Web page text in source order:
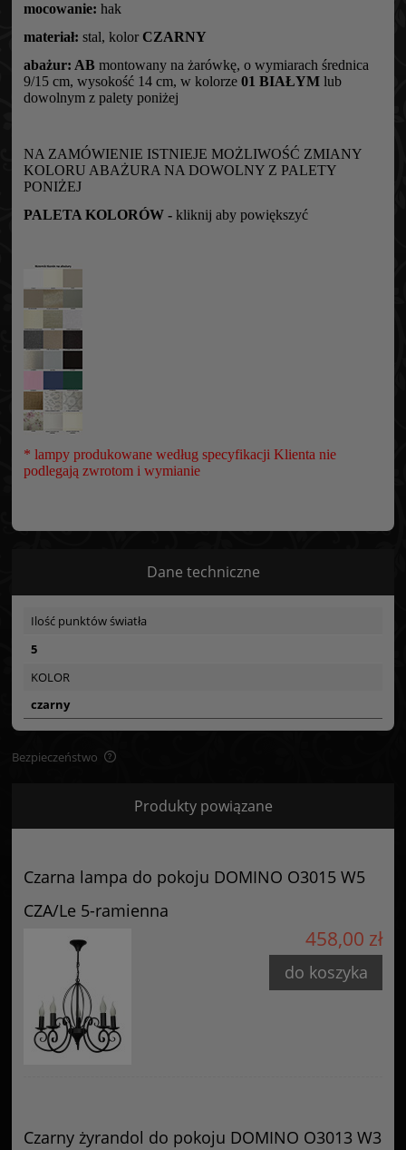
mocowanie: hak
materiał: stal, kolor CZARNY
abażur: AB montowany na żarówkę, o wymiarach średnica
9/15 cm, wysokość 14 cm, w kolorze 01 BIAŁYM lub
dowolnym z palety poniżej
NA ZAMÓWIENIE ISTNIEJE MOŻLIWOŚĆ ZMIANY
KOLORU ABAŻURA NA DOWOLNY Z PALETY
PONIŻEJ
PALETA KOLORÓW - kliknij aby powiększyć
* lampy produkowane według specyfikacji Klienta nie
podlegają zwrotom i wymianie
Dane techniczne
Ilość punktów światła
5
KOLOR
czarny
Bezpieczeństwo
Certyfikaty i ostrzeżenie bezpieczeństwa
Starzyńskiego 6
42-224 Częstochowa, Polska
info@goldsun-lampy.pl
Produkty powiązane
Czarna lampa do pokoju DOMINO O3015 W5
CZA/Le 5-ramienna
458,00 zł
do koszyka
Czarny żyrandol do pokoju DOMINO O3013 W3